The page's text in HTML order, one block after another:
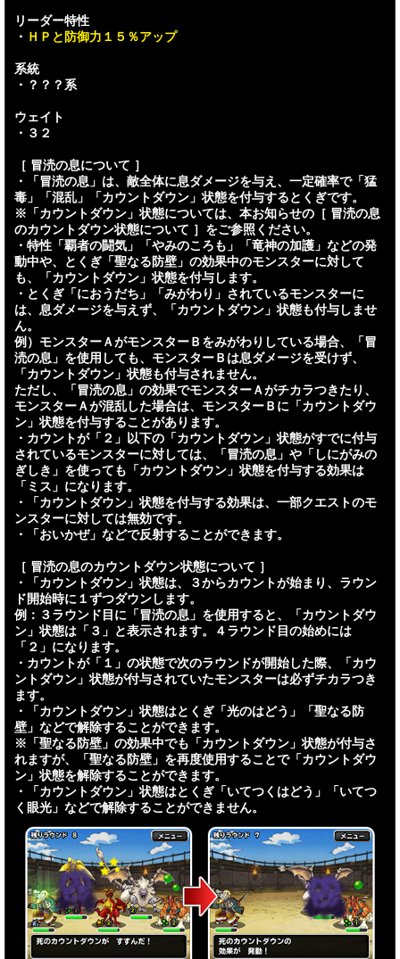
リーダー特性
・
ＨＰと防御力１５％アップ
系統
・？？？系
ウェイト
・３２
［ 冒涜の息について ］
・「冒涜の息」は、敵全体に息ダメージを与え、一定確率で「猛
毒」「混乱」「カウントダウン」状態を付与するとくぎです。
※「カウントダウン」状態については、本お知らせの［ 冒涜の息
のカウントダウン状態について ］をご参照ください。
・特性「覇者の闘気」「やみのころも」「竜神の加護」などの発
動中や、とくぎ「聖なる防壁」の効果中のモンスターに対して
も、「カウントダウン」状態を付与します。
・とくぎ「におうだち」「みがわり」されているモンスターに
は、息ダメージを与えず、「カウントダウン」状態も付与しませ
ん。
例）モンスターＡがモンスターＢをみがわりしている場合、「冒
涜の息」を使用しても、モンスターＢは息ダメージを受けず、
「カウントダウン」状態も付与されません。
ただし、「冒涜の息」の効果でモンスターＡがチカラつきたり、
モンスターＡが混乱した場合は、モンスターＢに「カウントダウ
ン」状態を付与することがあります。
・カウントが「２」以下の「カウントダウン」状態がすでに付与
されているモンスターに対しては、「冒涜の息」や「しにがみの
ぎしき」を使っても「カウントダウン」状態を付与する効果は
「ミス」になります。
・「カウントダウン」状態を付与する効果は、一部クエストのモ
ンスターに対しては無効です。
・「おいかぜ」などで反射することができます。
［ 冒涜の息のカウントダウン状態について ］
・「カウントダウン」状態は、３からカウントが始まり、ラウン
ド開始時に１ずつダウンします。
例：３ラウンド目に「冒涜の息」を使用すると、「カウントダウ
ン」状態は「３」と表示されます。４ラウンド目の始めには
「２」になります。
・カウントが「１」の状態で次のラウンドが開始した際、「カウ
ントダウン」状態が付与されていたモンスターは必ずチカラつき
ます。
・「カウントダウン」状態はとくぎ「光のはどう」「聖なる防
壁」などで解除することができます。
※「聖なる防壁」の効果中でも「カウントダウン」状態が付与さ
れますが、「聖なる防壁」を再度使用することで「カウントダウ
ン」状態を解除することができます。
・「カウントダウン」状態はとくぎ「いてつくはどう」「いてつ
く眼光」などで解除することができません。